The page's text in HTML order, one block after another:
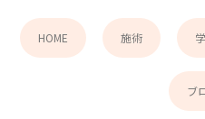
HOME 施術
ブ